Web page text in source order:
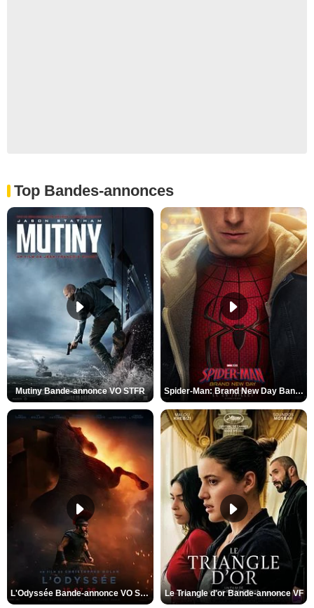
Top Bandes-annonces
Mutiny Bande-annonce VO STFR Spider-Man: Brand New Day Bande-annonce VO STFR
L'Odyssée Bande-annonce VO STFR Le Triangle d'or Bande-annonce VF